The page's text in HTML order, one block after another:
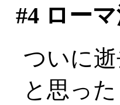
#4ローマ
ついに
と思った